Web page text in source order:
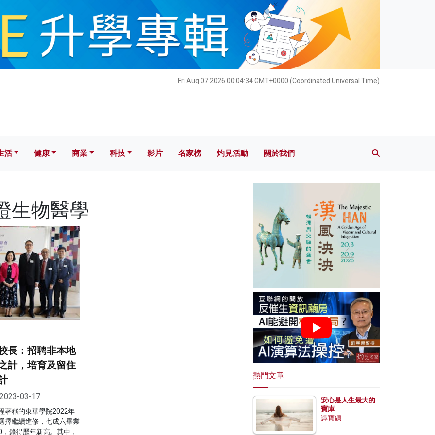
Fri Aug 07 2026 00:04:35 GMT+0000 (Coordinated Universal Time)
健康 科技 影片 名家榜 灼見活動 關於我們
活 健康 商業 科技 影片 名家榜 灼見活動 關於我們
生物醫學
長：招聘非本地
計，培育及留住
2023-03-17
著稱的東華學院2022年
擇繼續進修，七成六畢業
錄得歷年新高。其中，
熱門文章
安心是人生最大的
寶庫
譚寶碩